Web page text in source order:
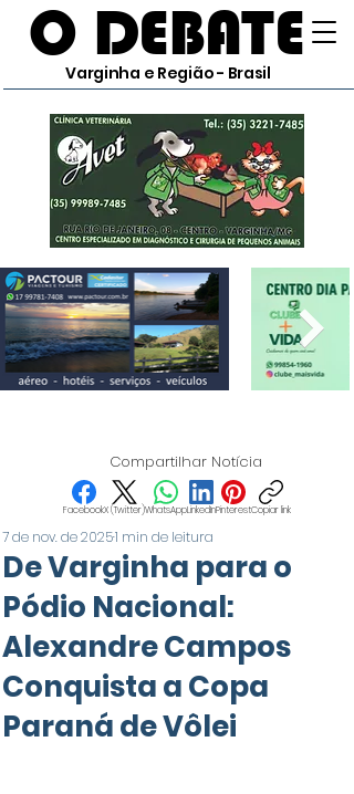
O DEBATE
Varginha e Região - Brasil
Compartilhar Notícia
FacebookX (Twitter)WhatsAppLinkedInPinterestCopiar link
De Varginha para o
Pódio Nacional:
Alexandre Campos
Conquista a Copa
Paraná de Vôlei
7 de nov. de 20251 min de leitura